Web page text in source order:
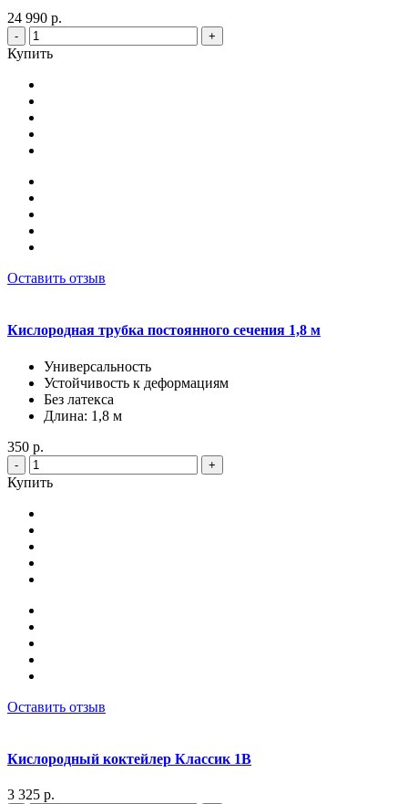
24 990 р.
- +
Купить
Оставить отзыв
Кислородная трубка постоянного сечения 1,8 м
Универсальность
Устойчивость к деформациям
Без латекса
Длина: 1,8 м
350 р.
- +
Купить
Оставить отзыв
Кислородный коктейлер Классик 1В
3 325 р.